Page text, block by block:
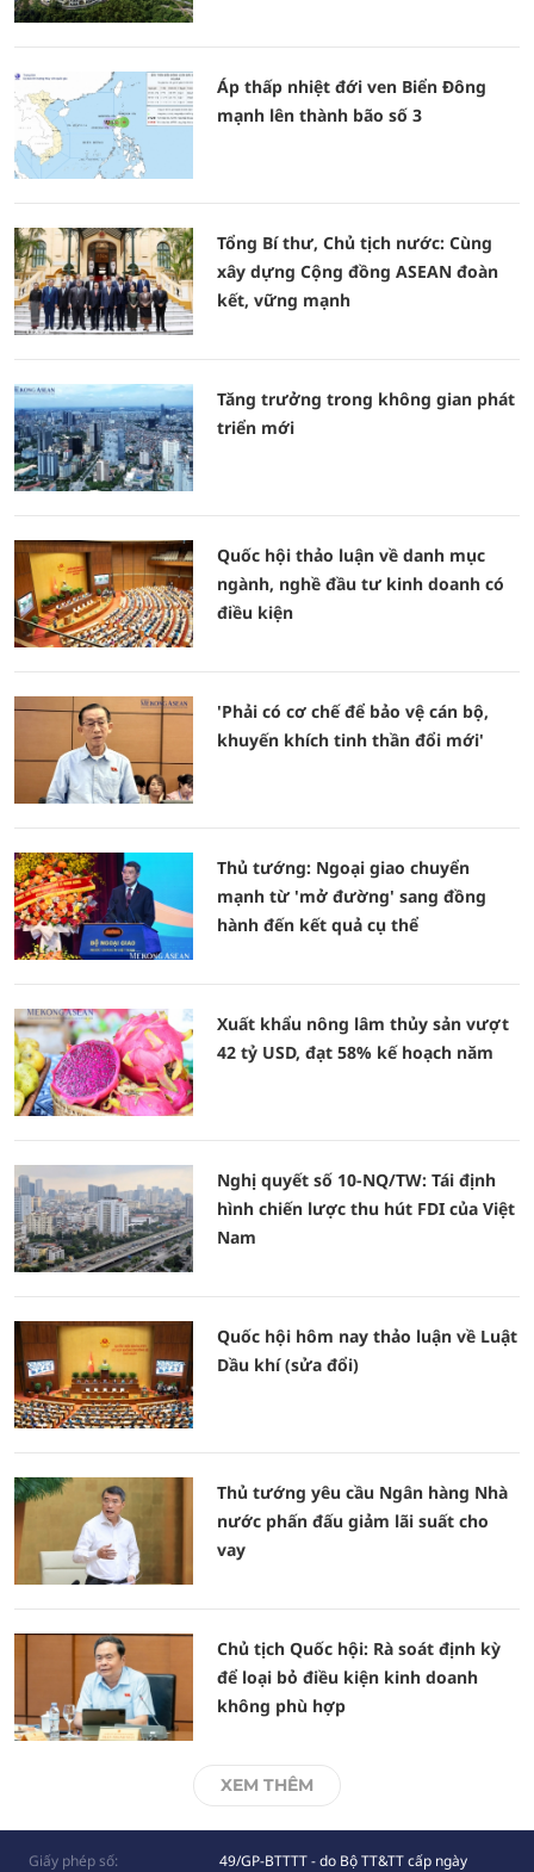
Áp thấp nhiệt đới ven Biển Đông
mạnh lên thành bão số 3
Tổng Bí thư, Chủ tịch nước: Cùng
xây dựng Cộng đồng ASEAN đoàn
kết, vững mạnh
Tăng trưởng trong không gian phát
triển mới
Quốc hội thảo luận về danh mục
ngành, nghề đầu tư kinh doanh có
điều kiện
'Phải có cơ chế để bảo vệ cán bộ,
khuyến khích tinh thần đổi mới'
Thủ tướng: Ngoại giao chuyển
mạnh từ 'mở đường' sang đồng
hành đến kết quả cụ thể
Xuất khẩu nông lâm thủy sản vượt
42 tỷ USD, đạt 58% kế hoạch năm
Nghị quyết số 10-NQ/TW: Tái định
hình chiến lược thu hút FDI của Việt
Nam
Quốc hội hôm nay thảo luận về Luật
Dầu khí (sửa đổi)
Thủ tướng yêu cầu Ngân hàng Nhà
nước phấn đấu giảm lãi suất cho
vay
Chủ tịch Quốc hội: Rà soát định kỳ
để loại bỏ điều kiện kinh doanh
không phù hợp
XEM THÊM
Giấy phép số:
49/GP-BTTTT - do Bộ TT&TT cấp ngày